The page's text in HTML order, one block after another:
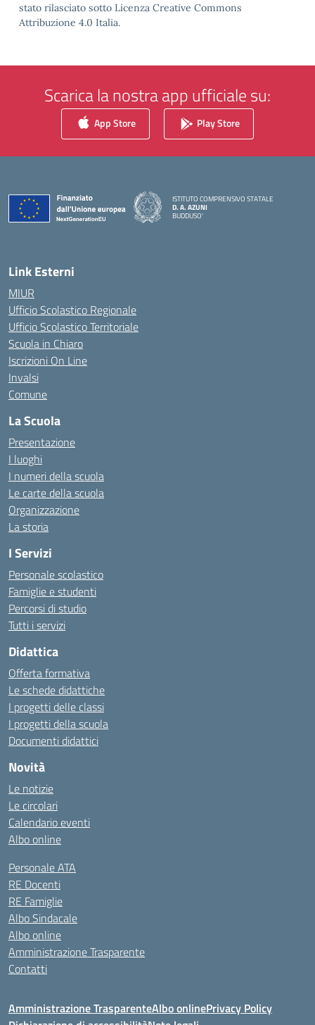
stato rilasciato sotto Licenza Creative Commons
Attribuzione 4.0 Italia.
Scarica la nostra app ufficiale su:
App Store Play Store
ISTITUTO COMPRENSIVO STATALE
D. A. AZUNI
BUDDUSO'
Link Esterni
MIUR
Ufficio Scolastico Regionale
Ufficio Scolastico Territoriale
Scuola in Chiaro
Iscrizioni On Line
Invalsi
Comune
La Scuola
Presentazione
I luoghi
I numeri della scuola
Le carte della scuola
Organizzazione
La storia
I Servizi
Personale scolastico
Famiglie e studenti
Percorsi di studio
Tutti i servizi
Didattica
Offerta formativa
Le schede didattiche
I progetti delle classi
I progetti della scuola
Documenti didattici
Novità
Le notizie
Le circolari
Calendario eventi
Albo online
Personale ATA
RE Docenti
RE Famiglie
Albo Sindacale
Albo online
Amministrazione Trasparente
Contatti
Amministrazione TrasparenteAlbo onlinePrivacy Policy